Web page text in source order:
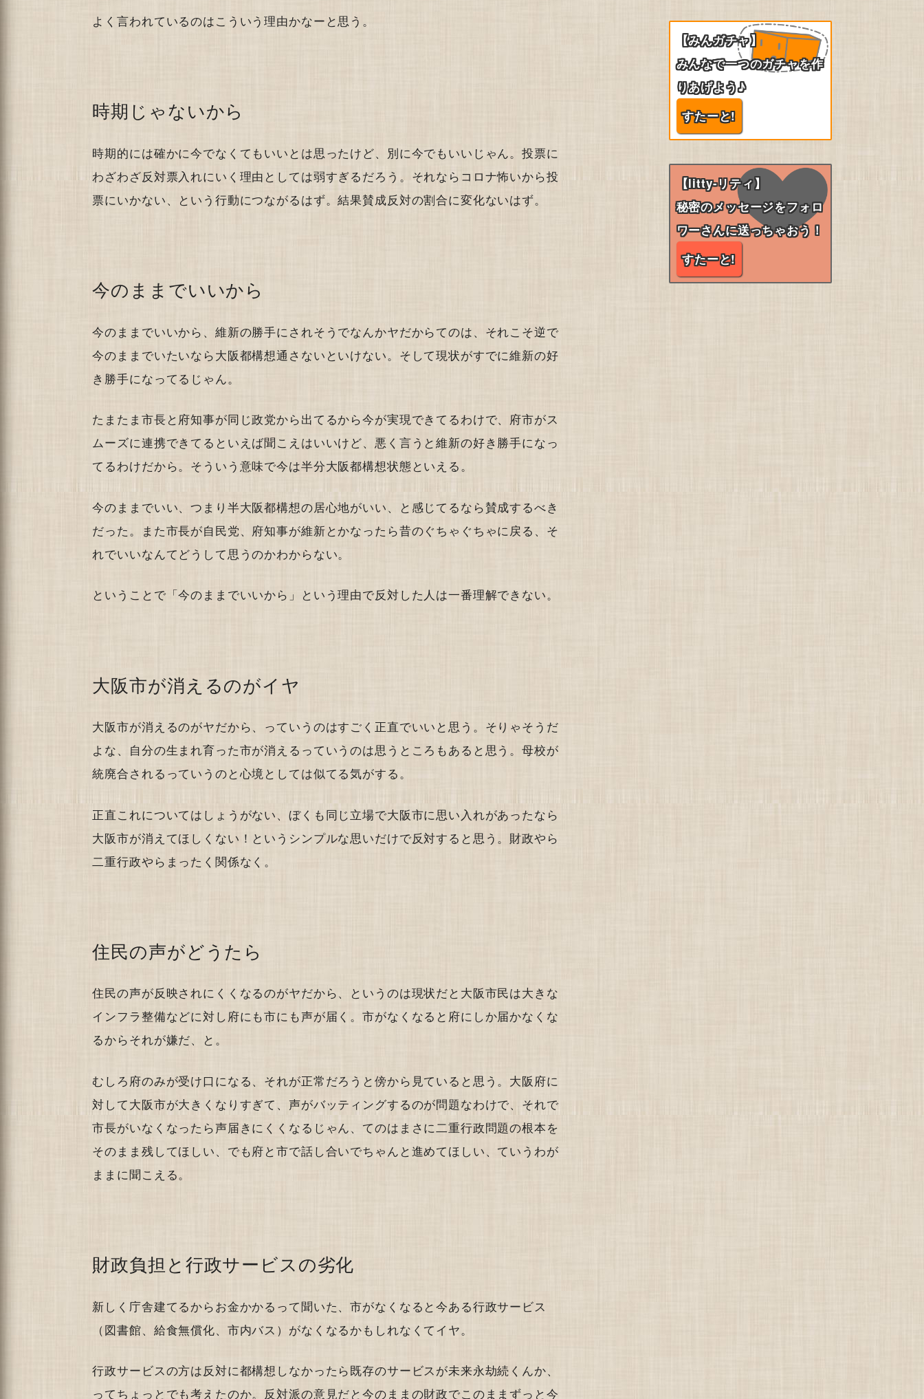
よく言われているのはこういう理由かなーと思う。
時期じゃないから
時期的には確かに今でなくてもいいとは思ったけど、別に今でもいいじゃん。投票に
わざわざ反対票入れにいく理由としては弱すぎるだろう。それならコロナ怖いから投
票にいかない、という行動につながるはず。結果賛成反対の割合に変化ないはず。
今のままでいいから
今のままでいいから、維新の勝手にされそうでなんかヤだからてのは、それこそ逆で
今のままでいたいなら大阪都構想通さないといけない。そして現状がすでに維新の好
き勝手になってるじゃん。
たまたま市長と府知事が同じ政党から出てるから今が実現できてるわけで、府市がス
ムーズに連携できてるといえば聞こえはいいけど、悪く言うと維新の好き勝手になっ
てるわけだから。そういう意味で今は半分大阪都構想状態といえる。
今のままでいい、つまり半大阪都構想の居心地がいい、と感じてるなら賛成するべき
だった。また市長が自民党、府知事が維新とかなったら昔のぐちゃぐちゃに戻る、そ
れでいいなんてどうして思うのかわからない。
ということで「今のままでいいから」という理由で反対した人は一番理解できない。
大阪市が消えるのがイヤ
大阪市が消えるのがヤだから、っていうのはすごく正直でいいと思う。そりゃそうだ
よな、自分の生まれ育った市が消えるっていうのは思うところもあると思う。母校が
統廃合されるっていうのと心境としては似てる気がする。
正直これについてはしょうがない、ぼくも同じ立場で大阪市に思い入れがあったなら
大阪市が消えてほしくない！というシンプルな思いだけで反対すると思う。財政やら
二重行政やらまったく関係なく。
住民の声がどうたら
住民の声が反映されにくくなるのがヤだから、というのは現状だと大阪市民は大きな
インフラ整備などに対し府にも市にも声が届く。市がなくなると府にしか届かなくな
るからそれが嫌だ、と。
むしろ府のみが受け口になる、それが正常だろうと傍から見ていると思う。大阪府に
対して大阪市が大きくなりすぎて、声がバッティングするのが問題なわけで、それで
市長がいなくなったら声届きにくくなるじゃん、てのはまさに二重行政問題の根本を
そのまま残してほしい、でも府と市で話し合いでちゃんと進めてほしい、ていうわが
ままに聞こえる。
財政負担と行政サービスの劣化
新しく庁舎建てるからお金かかるって聞いた、市がなくなると今ある行政サービス
（図書館、給食無償化、市内バス）がなくなるかもしれなくてイヤ。
行政サービスの方は反対に都構想しなかったら既存のサービスが未来永劫続くんか、
ってちょっとでも考えたのか。反対派の意見だと今のままの財政でこのままずっと今
【みんガチャ】
みんなで一つのガチャを作
りあげよう♪
すたーと!
【litty-リティ】
秘密のメッセージをフォロ
ワーさんに送っちゃおう！
すたーと!